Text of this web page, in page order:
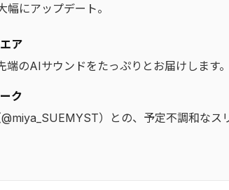
幅にアップデート。
ア
のAIサウンドをたっぷりとお届けします
ク
）との、予定不調和なス